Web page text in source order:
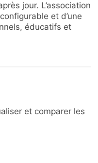
jour. L’association
et d’une
éducatifs et
et comparer les